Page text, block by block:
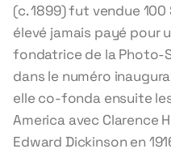
(c. 1899) fut vendue
élevé jamais payé pour
fondatrice de la Photo-
dans le numéro
elle co-fonda ensuite
America avec Clarence
Edward Dickinson en